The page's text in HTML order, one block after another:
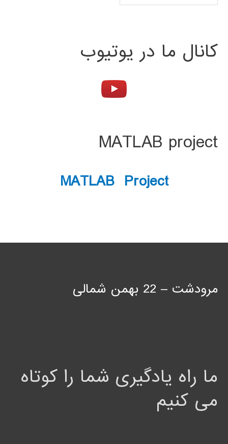
کانال ما در یوتیوب
MATLAB project
MATLAB Project
مرودشت – 22 بهمن شمالی
ما راه یادگیری شما را کوتاه
می کنیم